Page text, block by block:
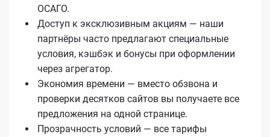
ОСАГО.
Доступ к эксклюзивным акциям — наши
партнёры часто предлагают специальные
условия, кэшбэк и бонусы при оформлении
через агрегатор.
Экономия времени — вместо обзвона и
проверки десятков сайтов вы получаете все
предложения на одной странице.
Прозрачность условий — все тарифы